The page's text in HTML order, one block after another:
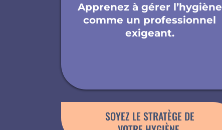
Apprenez à gérer l’hygiène
comme un professionnel
exigeant.
SOYEZ LE STRATÈGE DE